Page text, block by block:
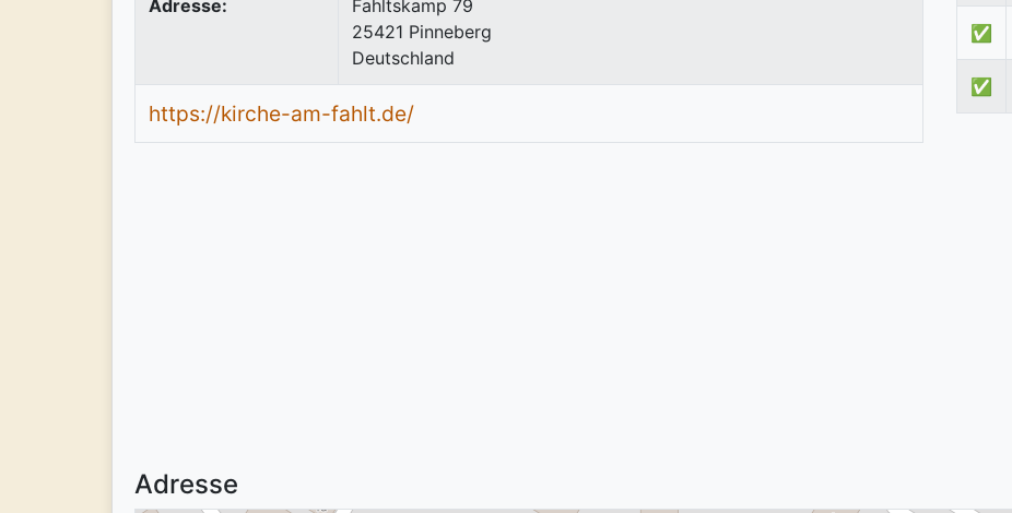
Adresse:
Fahltskamp 79
25421 Pinneberg
Deutschland
https://kirche-am-fahlt.de/
✅
✅
Adresse